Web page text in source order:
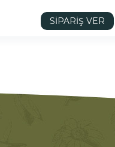
SİPARİŞ VER